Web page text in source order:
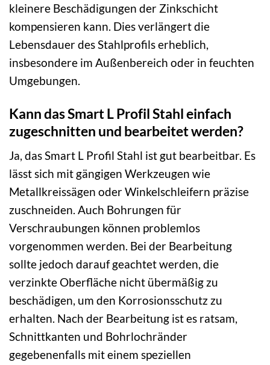
kleinere Beschädigungen der Zinkschicht
kompensieren kann. Dies verlängert die
Lebensdauer des Stahlprofils erheblich,
insbesondere im Außenbereich oder in feuchten
Umgebungen.
Kann das Smart L Profil Stahl einfach
zugeschnitten und bearbeitet werden?
Ja, das Smart L Profil Stahl ist gut bearbeitbar. Es
lässt sich mit gängigen Werkzeugen wie
Metallkreissägen oder Winkelschleifern präzise
zuschneiden. Auch Bohrungen für
Verschraubungen können problemlos
vorgenommen werden. Bei der Bearbeitung
sollte jedoch darauf geachtet werden, die
verzinkte Oberfläche nicht übermäßig zu
beschädigen, um den Korrosionsschutz zu
erhalten. Nach der Bearbeitung ist es ratsam,
Schnittkanten und Bohrlochränder
gegebenenfalls mit einem speziellen